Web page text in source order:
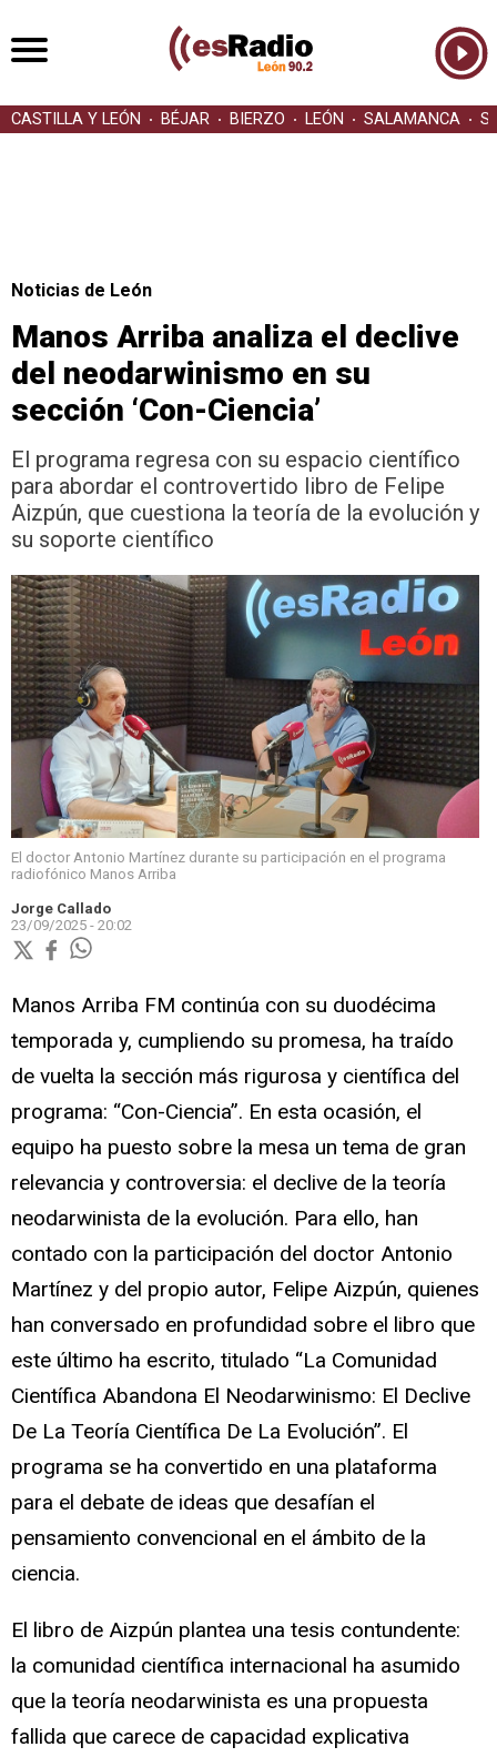
CASTILLA Y LEÓN BÉJAR BIERZO LEÓN SALAMANCA
Noticias de León
Manos Arriba analiza el declive
del neodarwinismo en su
sección ‘Con-Ciencia’
El programa regresa con su espacio científico
para abordar el controvertido libro de Felipe
Aizpún, que cuestiona la teoría de la evolución y
su soporte científico
El doctor Antonio Martínez durante su participación en el programa
radiofónico Manos Arriba
Jorge Callado
23/09/2025 - 20:02
Manos Arriba FM continúa con su duodécima
temporada y, cumpliendo su promesa, ha traído
de vuelta la sección más rigurosa y científica del
programa: “Con-Ciencia”. En esta ocasión, el
equipo ha puesto sobre la mesa un tema de gran
relevancia y controversia: el declive de la teoría
neodarwinista de la evolución. Para ello, han
contado con la participación del doctor Antonio
Martínez y del propio autor, Felipe Aizpún, quienes
han conversado en profundidad sobre el libro que
este último ha escrito, titulado “La Comunidad
Científica Abandona El Neodarwinismo: El Declive
De La Teoría Científica De La Evolución”. El
programa se ha convertido en una plataforma
para el debate de ideas que desafían el
pensamiento convencional en el ámbito de la
ciencia.
El libro de Aizpún plantea una tesis contundente:
la comunidad científica internacional ha asumido
que la teoría neodarwinista es una propuesta
fallida que carece de capacidad explicativa